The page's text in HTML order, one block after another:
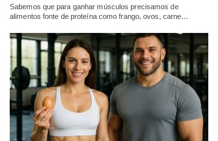
Sabemos que para ganhar músculos precisamos de
alimentos fonte de proteína como frango, ovos, carne…